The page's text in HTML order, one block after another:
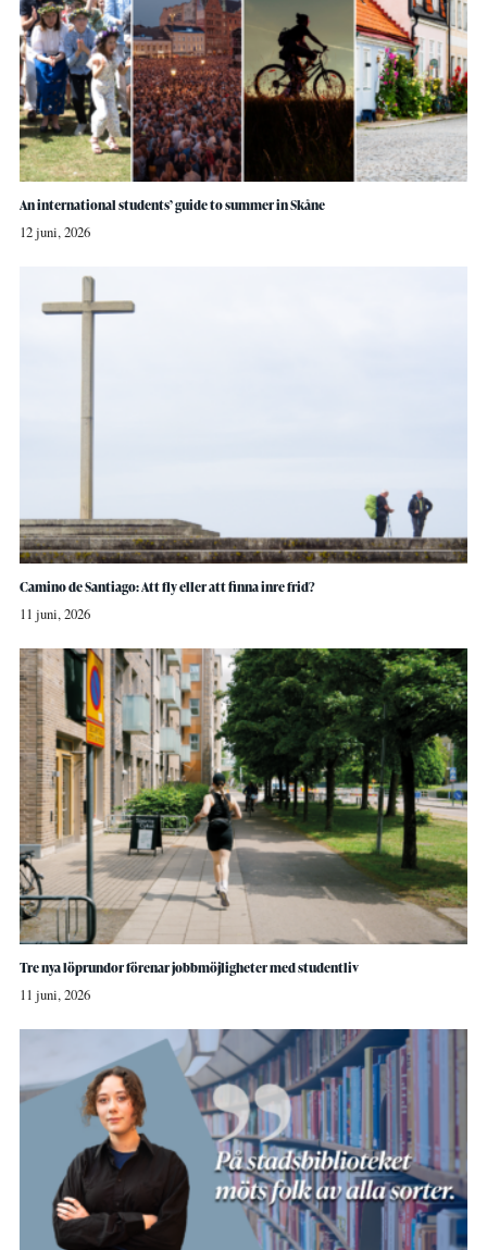
An international students’ guide to summer in Skåne
12 juni, 2026
Camino de Santiago: Att fly eller att finna inre frid?
11 juni, 2026
Tre nya löprundor förenar jobbmöjligheter med studentliv
11 juni, 2026